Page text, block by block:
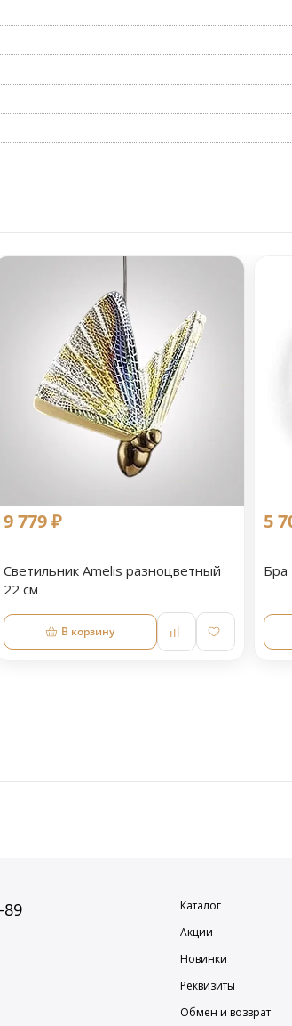
9 779 ₽
Светильник Amelis разноцветный
22 см
В корзину
5
Бра
89 Каталог
Акции
Новинки
Реквизиты
Обмен и возврат